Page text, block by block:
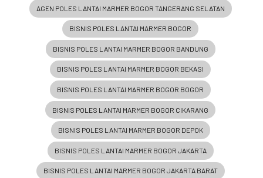
AGEN POLES LANTAI MARMER BOGOR TANGERANG SELATAN
BISNIS POLES LANTAI MARMER BOGOR
BISNIS POLES LANTAI MARMER BOGOR BANDUNG
BISNIS POLES LANTAI MARMER BOGOR BEKASI
BISNIS POLES LANTAI MARMER BOGOR BOGOR
BISNIS POLES LANTAI MARMER BOGOR CIKARANG
BISNIS POLES LANTAI MARMER BOGOR DEPOK
BISNIS POLES LANTAI MARMER BOGOR JAKARTA
BISNIS POLES LANTAI MARMER BOGOR JAKARTA BARAT